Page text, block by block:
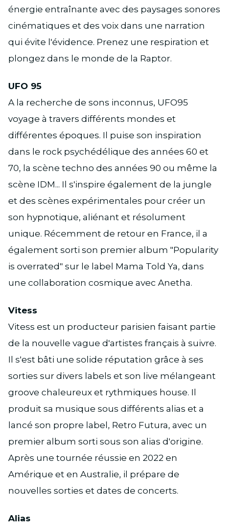
énergie entraînante avec des paysages sonores
cinématiques et des voix dans une narration
qui évite l'évidence. Prenez une respiration et
plongez dans le monde de la Raptor.
UFO 95
A la recherche de sons inconnus, UFO95
voyage à travers différents mondes et
différentes époques. Il puise son inspiration
dans le rock psychédélique des années 60 et
70, la scène techno des années 90 ou même la
scène IDM... Il s'inspire également de la jungle
et des scènes expérimentales pour créer un
son hypnotique, aliénant et résolument
unique. Récemment de retour en France, il a
également sorti son premier album "Popularity
is overrated" sur le label Mama Told Ya, dans
une collaboration cosmique avec Anetha.
Vitess
Vitess est un producteur parisien faisant partie
de la nouvelle vague d'artistes français à suivre.
Il s'est bâti une solide réputation grâce à ses
sorties sur divers labels et son live mélangeant
groove chaleureux et rythmiques house. Il
produit sa musique sous différents alias et a
lancé son propre label, Retro Futura, avec un
premier album sorti sous son alias d'origine.
Après une tournée réussie en 2022 en
Amérique et en Australie, il prépare de
nouvelles sorties et dates de concerts.
Alias